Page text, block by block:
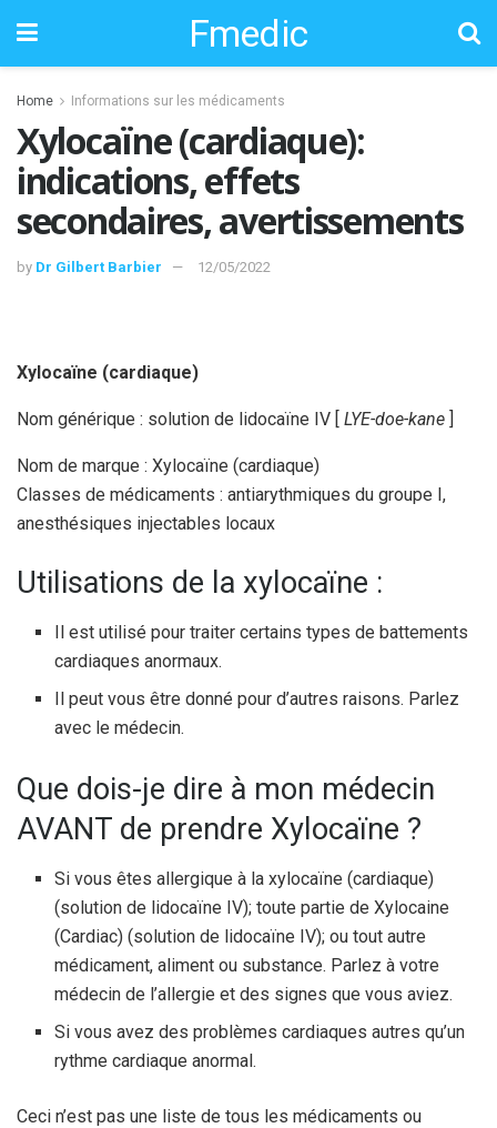
Fmedic
Home Informations sur les médicaments
Xylocaïne (cardiaque):
indications, effets
secondaires, avertissements
by Dr Gilbert Barbier 12/05/2022
Xylocaïne (cardiaque)
Nom générique : solution de lidocaïne IV [ LYE-doe-kane ]
Nom de marque : Xylocaïne (cardiaque)
Classes de médicaments : antiarythmiques du groupe I,
anesthésiques injectables locaux
Utilisations de la xylocaïne :
Il est utilisé pour traiter certains types de battements
cardiaques anormaux.
Il peut vous être donné pour d’autres raisons. Parlez
avec le médecin.
Que dois-je dire à mon médecin
AVANT de prendre Xylocaïne ?
Si vous êtes allergique à la xylocaïne (cardiaque)
(solution de lidocaïne IV); toute partie de Xylocaine
(Cardiac) (solution de lidocaïne IV); ou tout autre
médicament, aliment ou substance. Parlez à votre
médecin de l’allergie et des signes que vous aviez.
Si vous avez des problèmes cardiaques autres qu’un
rythme cardiaque anormal.
Ceci n’est pas une liste de tous les médicaments ou